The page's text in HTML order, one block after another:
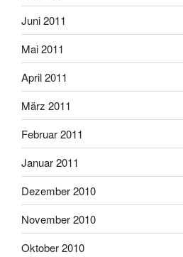
Juni 2011
Mai 2011
April 2011
März 2011
Februar 2011
Januar 2011
Dezember 2010
November 2010
Oktober 2010